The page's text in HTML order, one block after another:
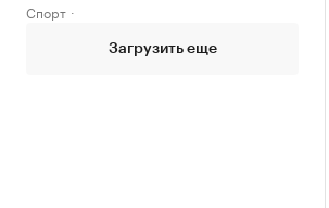
Спорт
Загрузить еще